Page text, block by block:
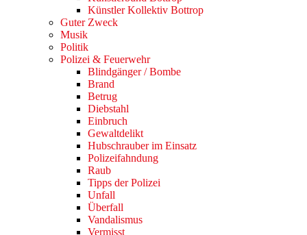
Künstler Kollektiv Bottrop
Guter Zweck
Musik
Politik
Polizei & Feuerwehr
Blindgänger / Bombe
Brand
Betrug
Diebstahl
Einbruch
Gewaltdelikt
Hubschrauber im Einsatz
Polizeifahndung
Raub
Tipps der Polizei
Unfall
Überfall
Vandalismus
Vermisst